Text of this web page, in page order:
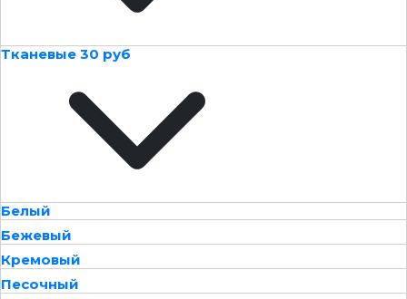
Тканевые 30 руб
Белый
Бежевый
Кремовый
Песочный